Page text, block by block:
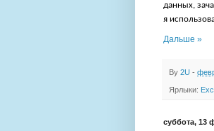
данных,
я
Дальше »
By 2U -
Ярлыки:
суббота, 13